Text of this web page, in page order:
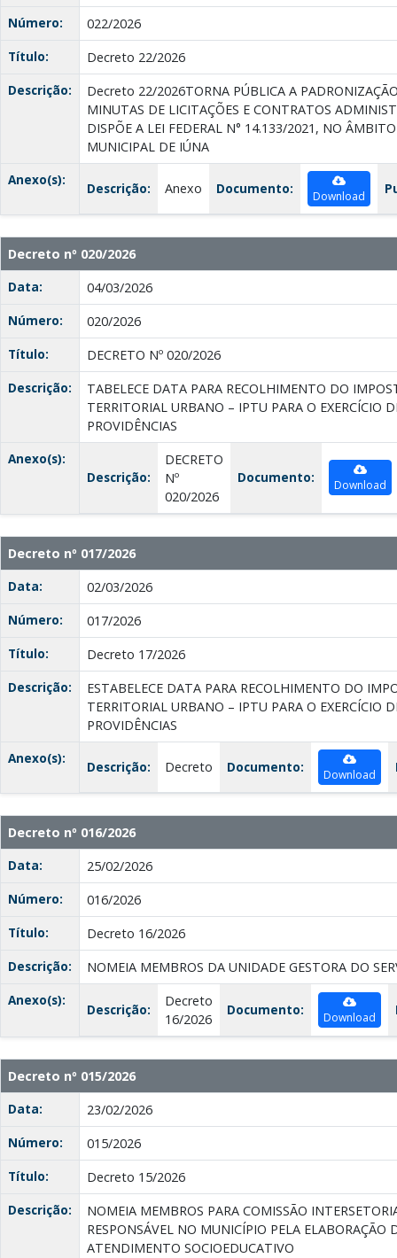
Número:
022/2026
Título:
Decreto 22/2026
Descrição:
Decreto 22/2026TORNA PÚBLICA A
MINUTAS DE LICITAÇÕES E CONTRATOS
DISPÕE A LEI FEDERAL N° 14.133/2021, NO
MUNICIPAL DE IÚNA
Anexo(s):
Descrição: Anexo Documento: Download
Decreto nº 020/2026
Data:
04/03/2026
Número:
020/2026
Título:
DECRETO Nº 020/2026
Descrição:
TABELECE DATA PARA RECOLHIMENTO DO
TERRITORIAL URBANO – IPTU PARA O EXERCÍCIO
PROVIDÊNCIAS
Anexo(s):
Descrição:
DECRETO
Nº
020/2026
Documento: Download
Decreto nº 017/2026
Data:
02/03/2026
Número:
017/2026
Título:
Decreto 17/2026
Descrição:
ESTABELECE DATA PARA RECOLHIMENTO DO
TERRITORIAL URBANO – IPTU PARA O EXERCÍCIO
PROVIDÊNCIAS
Anexo(s):
Descrição: Decreto Documento: Download
Decreto nº 016/2026
Data:
25/02/2026
Número:
016/2026
Título:
Decreto 16/2026
Descrição:
NOMEIA MEMBROS DA UNIDADE GESTORA DO
Anexo(s):
Descrição:
Decreto
16/2026
Documento: Download
Decreto nº 015/2026
Data:
23/02/2026
Número:
015/2026
Título:
Decreto 15/2026
Descrição:
NOMEIA MEMBROS PARA COMISSÃO
RESPONSÁVEL NO MUNICÍPIO PELA ELABORAÇÃO
ATENDIMENTO SOCIOEDUCATIVO